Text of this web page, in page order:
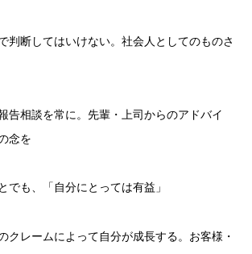
判断してはいけない。社会人としてのものさ
告相談を常に。先輩・上司からのアドバイ
念を
でも、「自分にとっては有益」
クレームによって自分が成長する。お客様・